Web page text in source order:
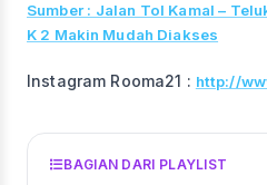
Sumber : Jalan Tol Kamal –
K 2 Makin Mudah Diakses
Instagram Rooma21 : http://
BAGIAN DARI PLAYLIST